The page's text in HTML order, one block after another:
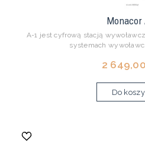
Monacor
A-1 jest cyfrową stacją
systemach
2 649,00
Do